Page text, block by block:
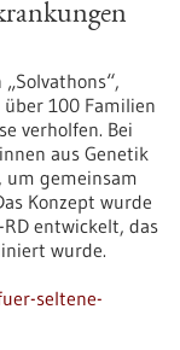
100 Familien
verholfen. Bei
aus Genetik
um gemeinsam
Konzept wurde
entwickelt, das
wurde.
seltene-